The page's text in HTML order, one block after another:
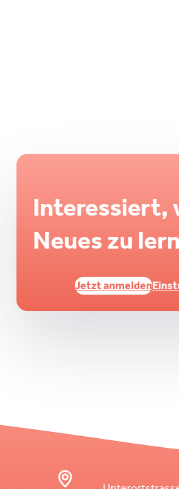
Interessiert,
Neues zu
Jetzt anmelden